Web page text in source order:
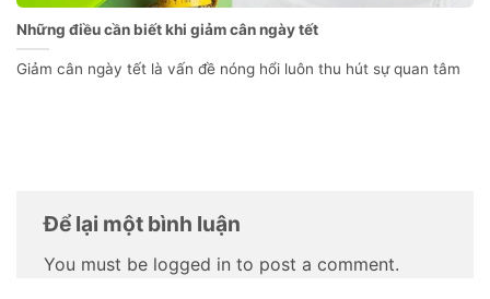
Những điều cần biết khi giảm cân ngày tết
Giảm cân ngày tết là vấn đề nóng hổi luôn thu hút sự quan tâm
Để lại một bình luận
You must be logged in to post a comment.